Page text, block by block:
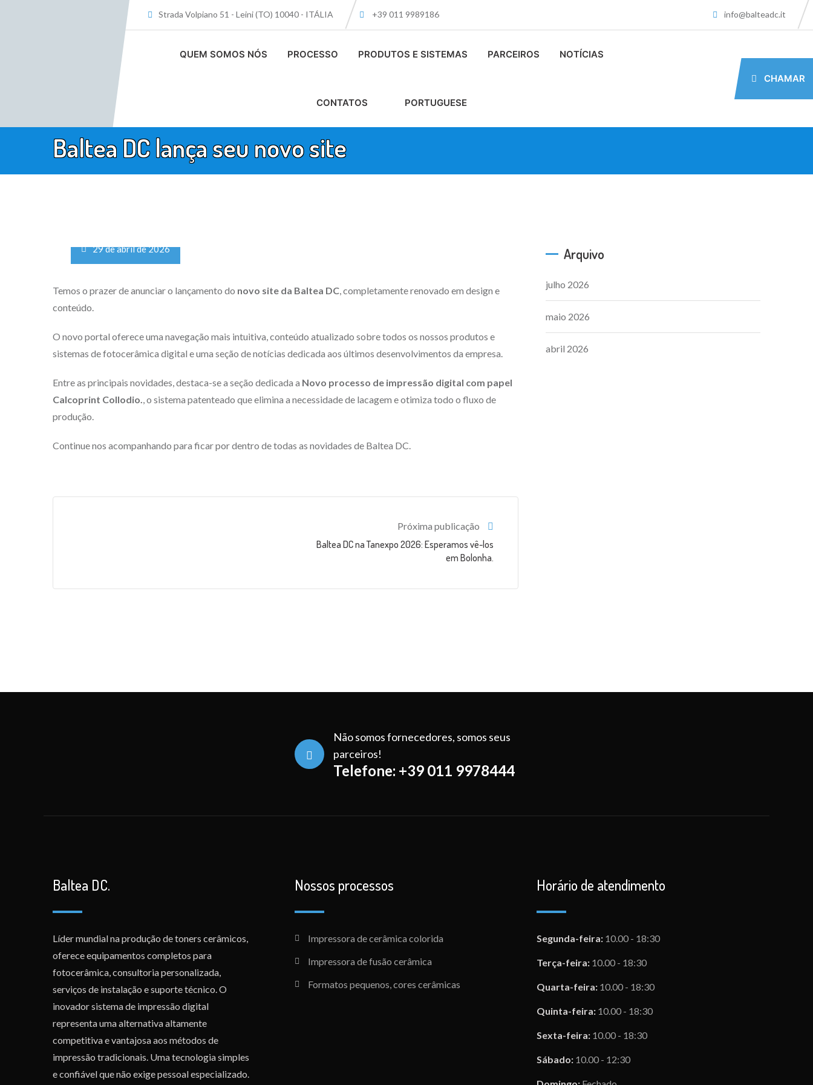
Strada Volpiano 51 - Leini (TO) 10040 - ITÁLIA +39 011 9989186 info@balteadc.it
QUEM SOMOS NÓS PROCESSO PRODUTOS E SISTEMAS PARCEIROS NOTÍCIAS
CONTATOS PORTUGUESE
CHAMAR
Baltea DC lança seu novo site
29 de abril de 2026
Temos o prazer de anunciar o lançamento do novo site da Baltea DC, completamente renovado em design e
conteúdo.
O novo portal oferece uma navegação mais intuitiva, conteúdo atualizado sobre todos os nossos produtos e
sistemas de fotocerâmica digital e uma seção de notícias dedicada aos últimos desenvolvimentos da empresa.
Entre as principais novidades, destaca-se a seção dedicada a Novo processo de impressão digital com papel
Calcoprint Collodio., o sistema patenteado que elimina a necessidade de lacagem e otimiza todo o fluxo de
produção.
Continue nos acompanhando para ficar por dentro de todas as novidades de Baltea DC.
Próxima publicação
Baltea DC na Tanexpo 2026: Esperamos vê-los
em Bolonha.
Arquivo
julho 2026
maio 2026
abril 2026
Não somos fornecedores, somos seus
parceiros!
Telefone: +39 011 9978444
Baltea DC.
Líder mundial na produção de toners cerâmicos,
oferece equipamentos completos para
fotocerâmica, consultoria personalizada,
serviços de instalação e suporte técnico. O
inovador sistema de impressão digital
representa uma alternativa altamente
competitiva e vantajosa aos métodos de
impressão tradicionais. Uma tecnologia simples
e confiável que não exige pessoal especializado.
Nossos processos
Impressora de cerâmica colorida
Impressora de fusão cerâmica
Formatos pequenos, cores cerâmicas
Horário de atendimento
Segunda-feira: 10.00 - 18:30
Terça-feira: 10.00 - 18:30
Quarta-feira: 10.00 - 18:30
Quinta-feira: 10.00 - 18:30
Sexta-feira: 10.00 - 18:30
Sábado: 10.00 - 12:30